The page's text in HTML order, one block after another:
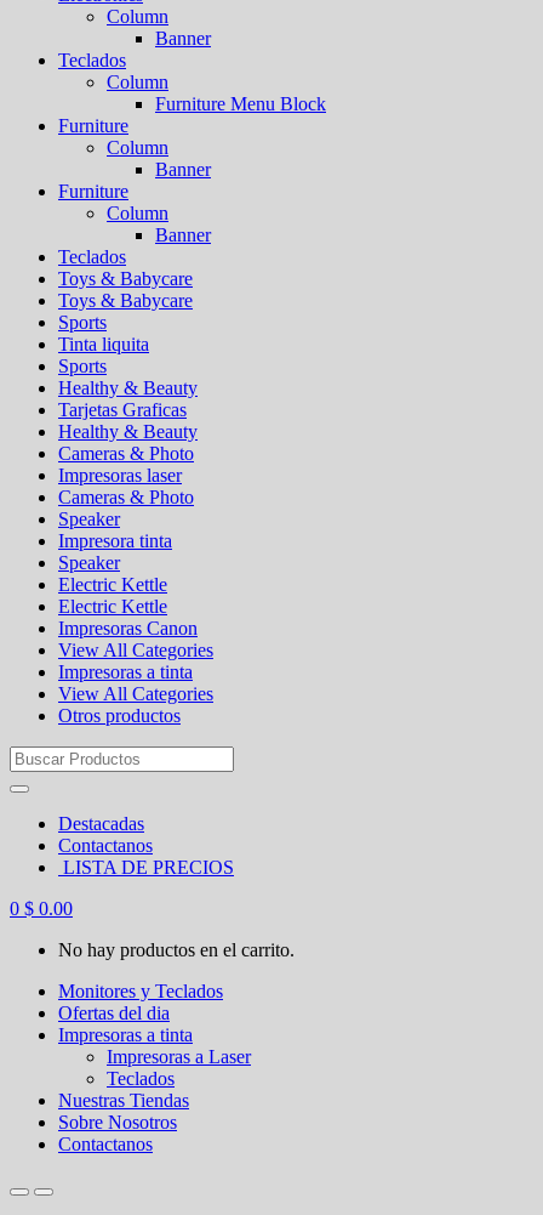
Column
Banner
Teclados
Column
Furniture Menu Block
Furniture
Column
Banner
Furniture
Column
Banner
Teclados
Toys & Babycare
Toys & Babycare
Sports
Tinta liquita
Sports
Healthy & Beauty
Tarjetas Graficas
Healthy & Beauty
Cameras & Photo
Impresoras laser
Cameras & Photo
Speaker
Impresora tinta
Speaker
Electric Kettle
Electric Kettle
Impresoras Canon
View All Categories
Impresoras a tinta
View All Categories
Otros productos
Search
for:
Destacadas
Contactanos
LISTA DE PRECIOS
0 $ 0.00
No hay productos en el carrito.
Monitores y Teclados
Ofertas del dia
Impresoras a tinta
Impresoras a Laser
Teclados
Nuestras Tiendas
Sobre Nosotros
Contactanos